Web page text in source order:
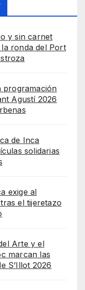
y sin carnet
ronda del Port
programación
Agustí 2026
de Inca
solidarias
exige al
el tijeretazo
Arte y el
marcan las
S’Illot 2026